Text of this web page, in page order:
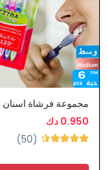
0.950 دك
(50)